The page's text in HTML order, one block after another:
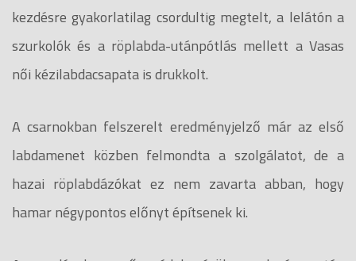
kezdésre gyakorlatilag csordultig megtelt, a lelátón a
szurkolók és a röplabda-utánpótlás mellett a Vasas
női kézilabdacsapata is drukkolt.
A csarnokban felszerelt eredményjelző már az első
labdamenet közben felmondta a szolgálatot, de a
hazai röplabdázókat ez nem zavarta abban, hogy
hamar négypontos előnyt építsenek ki.